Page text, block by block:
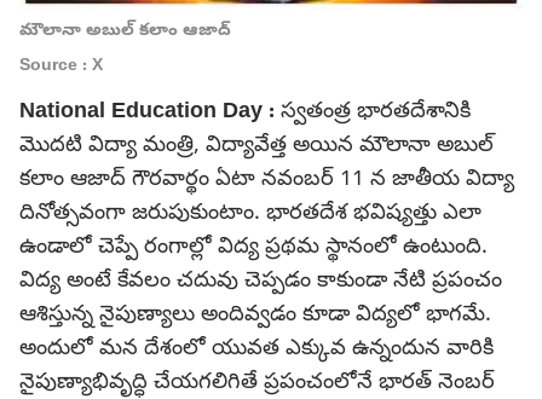
మౌలానా అబుల్ కలాం ఆజాద్
Source : X
National Education Day : స్వతంత్ర భారతదేశానికి
మొదటి విద్యా మంత్రి, విద్యావేత్త అయిన మౌలానా అబుల్
కలాం ఆజాద్ గౌరవార్థం ఏటా నవంబర్ 11 న జాతీయ విద్యా
దినోత్సవంగా జరుపుకుంటాం. భారతదేశ భవిష్యత్తు ఎలా
ఉండాలో చెప్పే రంగాల్లో విద్య ప్రథమ స్థానంలో ఉంటుంది.
విద్య అంటే కేవలం చదువు చెప్పడం కాకుండా నేటి ప్రపంచం
ఆశిస్తున్న నైపుణ్యాలు అందివ్వడం కూడా విద్యలో భాగమే.
అందులో మన దేశంలో యువత ఎక్కువ ఉన్నందున వారికి
నైపుణ్యాభివృద్ధి చేయగలిగితే ప్రపంచంలోనే భారత్ నెంబర్